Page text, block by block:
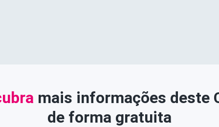
mais informações deste
de forma gratuita